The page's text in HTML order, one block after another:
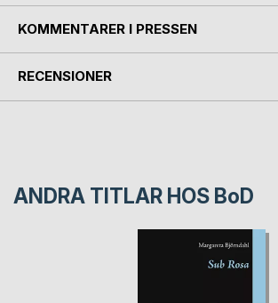
KOMMENTARER I PRESSEN
RECENSIONER
ANDRA TITLAR HOS BoD